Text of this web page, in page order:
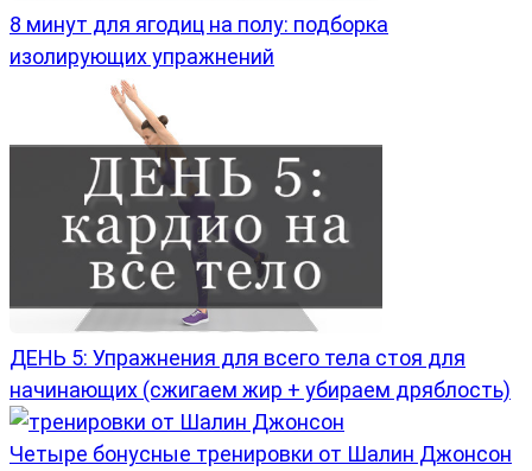
8 минут для ягодиц на полу: подборка
изолирующих упражнений
ДЕНЬ 5: Упражнения для всего тела стоя для
начинающих (сжигаем жир + убираем дряблость)
Четыре бонусные тренировки от Шалин Джонсон